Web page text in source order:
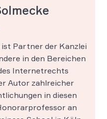
Partner der Kanzlei
in den Bereichen
Internetrechts
Autor zahlreicher
in diesen
an